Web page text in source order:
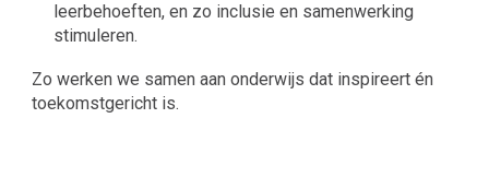
leerbehoeften, en zo inclusie en samenwerking
stimuleren.
Zo werken we samen aan onderwijs dat inspireert én
toekomstgericht is.